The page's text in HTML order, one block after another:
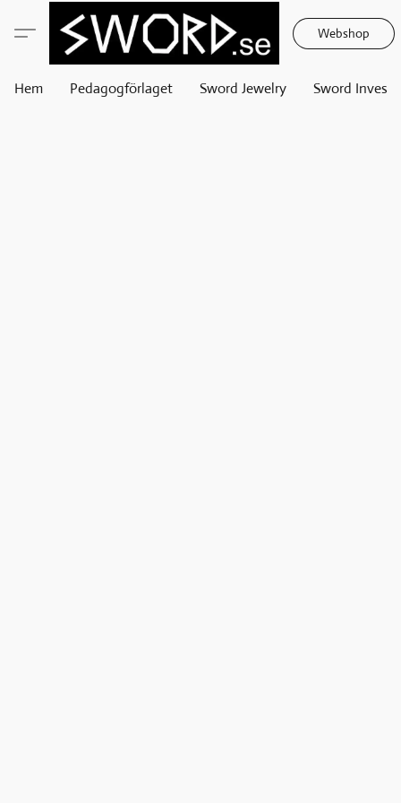
Webshop
Hem Pedagogförlaget Sword Jewelry Sword Invest